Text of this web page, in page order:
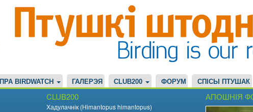
ПРА BIRDWATCH ГАЛЕРЭЯ CLUB200 ФОРУМ СПІСЫ ПТУШАК
CLUB200
Хадулачнік (Himantopus himantopus)
АПОШНІЯ